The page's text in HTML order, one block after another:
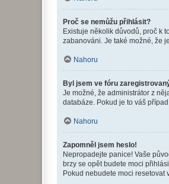
Proč se nemůžu přihlásit?
Existuje několik důvodů, proč k
zabanováni. Je také možné, že
Nahoru
Byl jsem ve fóru
Je možné, že administrátor z
databáze. Pokud je to váš
Nahoru
Zapomněl jsem heslo!
Nepropadejte panice! Vaše
brzy se opět budete moci
Pokud nebudete moci resetovat